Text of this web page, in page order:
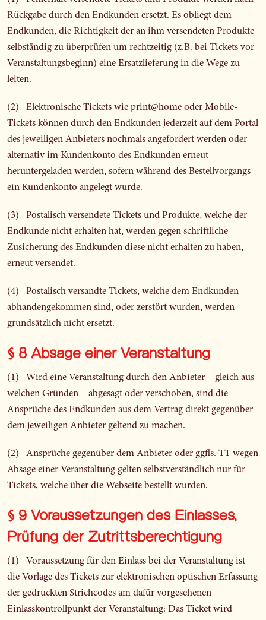
Rückgabe durch den Endkunden ersetzt. Es obliegt dem
Endkunden, die Richtigkeit der an ihm versendeten Produkte
selbständig zu überprüfen um rechtzeitig (z.B. bei Tickets vor
Veranstaltungsbeginn) eine Ersatzlieferung in die Wege zu
leiten.
(2) Elektronische Tickets wie print@home oder Mobile-
Tickets können durch den Endkunden jederzeit auf dem Portal
des jeweiligen Anbieters nochmals angefordert werden oder
alternativ im Kundenkonto des Endkunden erneut
heruntergeladen werden, sofern während des Bestellvorgangs
ein Kundenkonto angelegt wurde.
(3) Postalisch versendete Tickets und Produkte, welche der
Endkunde nicht erhalten hat, werden gegen schriftliche
Zusicherung des Endkunden diese nicht erhalten zu haben,
erneut versendet.
(4) Postalisch versandte Tickets, welche dem Endkunden
abhandengekommen sind, oder zerstört wurden, werden
grundsätzlich nicht ersetzt.
§ 8 Absage einer Veranstaltung
(1) Wird eine Veranstaltung durch den Anbieter – gleich aus
welchen Gründen – abgesagt oder verschoben, sind die
Ansprüche des Endkunden aus dem Vertrag direkt gegenüber
dem jeweiligen Anbieter geltend zu machen.
(2) Ansprüche gegenüber dem Anbieter oder ggfls. TT wegen
Absage einer Veranstaltung gelten selbstverständlich nur für
Tickets, welche über die Webseite bestellt wurden.
§ 9 Voraussetzungen des Einlasses,
Prüfung der Zutrittsberechtigung
(1) Voraussetzung für den Einlass bei der Veranstaltung ist
die Vorlage des Tickets zur elektronischen optischen Erfassung
der gedruckten Strichcodes am dafür vorgesehenen
Einlasskontrollpunkt der Veranstaltung: Das Ticket wird